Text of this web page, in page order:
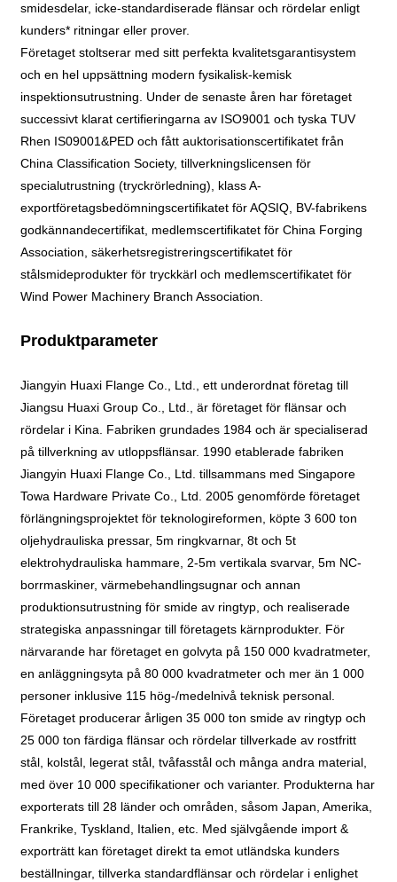
smidesdelar, icke-standardiserade flänsar och rördelar enligt
kunders* ritningar eller prover.
Företaget stoltserar med sitt perfekta kvalitetsgarantisystem
och en hel uppsättning modern fysikalisk-kemisk
inspektionsutrustning. Under de senaste åren har företaget
successivt klarat certifieringarna av ISO9001 och tyska TUV
Rhen IS09001&PED och fått auktorisationscertifikatet från
China Classification Society, tillverkningslicensen för
specialutrustning (tryckrörledning), klass A-
exportföretagsbedömningscertifikatet för AQSIQ, BV-fabrikens
godkännandecertifikat, medlemscertifikatet för China Forging
Association, säkerhetsregistreringscertifikatet för
stålsmideprodukter för tryckkärl och medlemscertifikatet för
Wind Power Machinery Branch Association.
Produktparameter
Jiangyin Huaxi Flange Co., Ltd., ett underordnat företag till
Jiangsu Huaxi Group Co., Ltd., är företaget för flänsar och
rördelar i Kina. Fabriken grundades 1984 och är specialiserad
på tillverkning av utloppsflänsar. 1990 etablerade fabriken
Jiangyin Huaxi Flange Co., Ltd. tillsammans med Singapore
Towa Hardware Private Co., Ltd. 2005 genomförde företaget
förlängningsprojektet för teknologireformen, köpte 3 600 ton
oljehydrauliska pressar, 5m ringkvarnar, 8t och 5t
elektrohydrauliska hammare, 2-5m vertikala svarvar, 5m NC-
borrmaskiner, värmebehandlingsugnar och annan
produktionsutrustning för smide av ringtyp, och realiserade
strategiska anpassningar till företagets kärnprodukter. För
närvarande har företaget en golvyta på 150 000 kvadratmeter,
en anläggningsyta på 80 000 kvadratmeter och mer än 1 000
personer inklusive 115 hög-/medelnivå teknisk personal.
Företaget producerar årligen 35 000 ton smide av ringtyp och
25 000 ton färdiga flänsar och rördelar tillverkade av rostfritt
stål, kolstål, legerat stål, tvåfasstål och många andra material,
med över 10 000 specifikationer och varianter. Produkterna har
exporterats till 28 länder och områden, såsom Japan, Amerika,
Frankrike, Tyskland, Italien, etc. Med självgående import &
exporträtt kan företaget direkt ta emot utländska kunders
beställningar, tillverka standardflänsar och rördelar i enlighet